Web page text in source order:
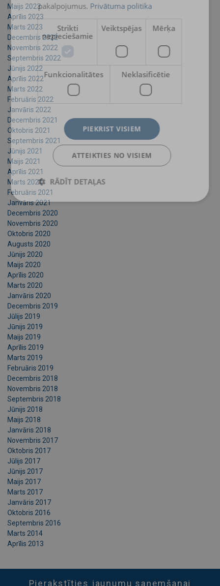
Maijs 2023
Aprīlis 2023
Marts 2023
Decembris 2022
Novembris 2022
Septembris 2022
Jūnijs 2022
Aprīlis 2022
Marts 2022
Februāris 2022
Janvāris 2022
Decembris 2021
Oktobris 2021
Septembris 2021
Jūnijs 2021
Maijs 2021
Aprīlis 2021
Marts 2021
Februāris 2021
Janvāris 2021
Decembris 2020
Novembris 2020
Oktobris 2020
Augusts 2020
Jūnijs 2020
Maijs 2020
Aprīlis 2020
Marts 2020
Janvāris 2020
Decembris 2019
Jūlijs 2019
Jūnijs 2019
Maijs 2019
Aprīlis 2019
Marts 2019
Februāris 2019
Decembris 2018
Novembris 2018
Septembris 2018
Jūnijs 2018
Maijs 2018
Janvāris 2018
Novembris 2017
Oktobris 2017
Jūlijs 2017
Jūnijs 2017
Maijs 2017
Marts 2017
Janvāris 2017
Oktobris 2016
Septembris 2016
Marts 2014
Aprīlis 2013
Pierakstīties jaunumu saņemšanai
pakalpojumus. Privātuma politika
Strikti
nepieciešamie
Veiktspējas Mērķa
Funkcionalitātes Neklasificētie
PIEKRIST VISIEM
ATTEIKTIES NO VISIEM
RĀDĪT DETAĻAS